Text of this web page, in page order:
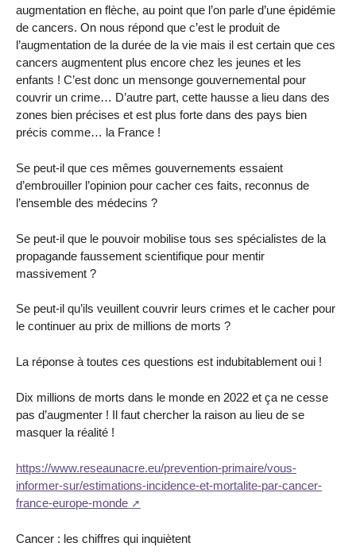
augmentation en flèche, au point que l’on parle d’une épidémie
de cancers. On nous répond que c’est le produit de
l’augmentation de la durée de la vie mais il est certain que ces
cancers augmentent plus encore chez les jeunes et les
enfants ! C’est donc un mensonge gouvernemental pour
couvrir un crime… D’autre part, cette hausse a lieu dans des
zones bien précises et est plus forte dans des pays bien
précis comme… la France !
Se peut-il que ces mêmes gouvernements essaient
d’embrouiller l’opinion pour cacher ces faits, reconnus de
l’ensemble des médecins ?
Se peut-il que le pouvoir mobilise tous ses spécialistes de la
propagande faussement scientifique pour mentir
massivement ?
Se peut-il qu’ils veuillent couvrir leurs crimes et le cacher pour
le continuer au prix de millions de morts ?
La réponse à toutes ces questions est indubitablement oui !
Dix millions de morts dans le monde en 2022 et ça ne cesse
pas d’augmenter ! Il faut chercher la raison au lieu de se
masquer la réalité !
https://www.reseaunacre.eu/prevention-primaire/vous-
informer-sur/estimations-incidence-et-mortalite-par-cancer-
france-europe-monde
Cancer : les chiffres qui inquiètent